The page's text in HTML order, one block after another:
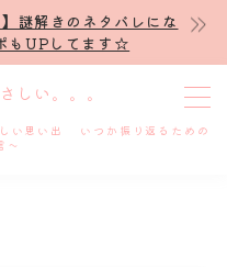
謎解きのネタバレにな
もUPしてます☆
しい。。。
い思い出 いつか振り返るための
～